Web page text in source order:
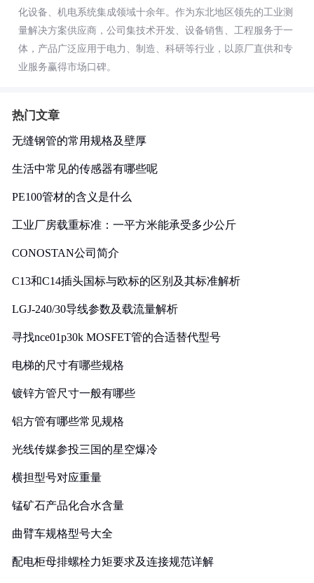
化设备、机电系统集成领域十余年。作为东北地区领先的工业测
量解决方案供应商，公司集技术开发、设备销售、工程服务于一
体，产品广泛应用于电力、制造、科研等行业，以原厂直供和专
业服务赢得市场口碑。
热门文章
无缝钢管的常用规格及壁厚
生活中常见的传感器有哪些呢
PE100管材的含义是什么
工业厂房载重标准：一平方米能承受多少公斤
CONOSTAN公司简介
C13和C14插头国标与欧标的区别及其标准解析
LGJ-240/30导线参数及载流量解析
寻找nce01p30k MOSFET管的合适替代型号
电梯的尺寸有哪些规格
镀锌方管尺寸一般有哪些
铝方管有哪些常见规格
光线传媒参投三国的星空爆冷
横担型号对应重量
锰矿石产品化合水含量
曲臂车规格型号大全
配电柜母排螺栓力矩要求及连接规范详解